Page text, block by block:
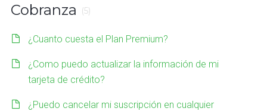
Cobranza (5)
¿Cuanto cuesta el Plan Premium?
¿Como puedo actualizar la información de mi
tarjeta de crédito?
¿Puedo cancelar mi suscripción en cualquier